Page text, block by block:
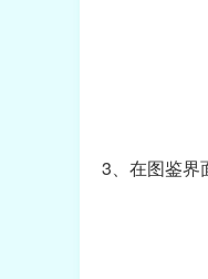
3、在图鉴界